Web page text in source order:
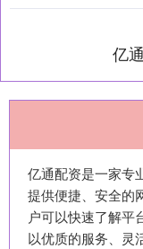
亿
亿通配资是一家专
提供便捷、安全的
户可以快速了解平
以优质的服务、灵